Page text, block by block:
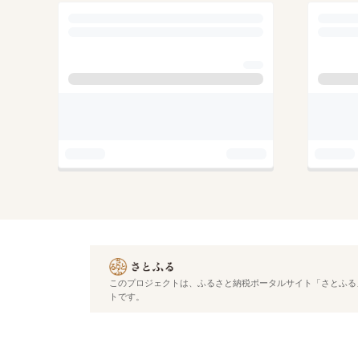
このプロジェクトは、ふるさと納税ポータルサイト「さとふ
トです。